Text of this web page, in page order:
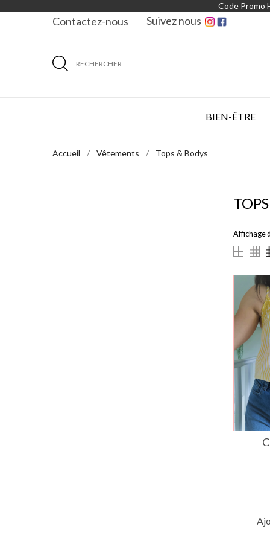
Code Promo
Contactez-nous Suivez nous
RECHERCHER
BIEN-ÊTRE
Accueil Vêtements Tops & Bodys
Affichage